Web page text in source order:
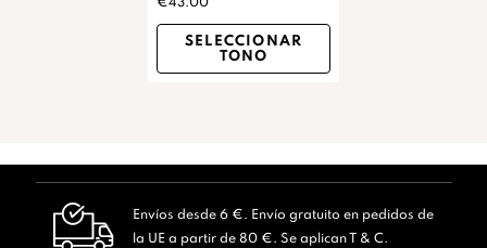
€43.00
SELECCIONAR
TONO
Envíos desde 6 €. Envío gratuito en pedidos de
la UE a partir de 80 €. Se aplican T & C.